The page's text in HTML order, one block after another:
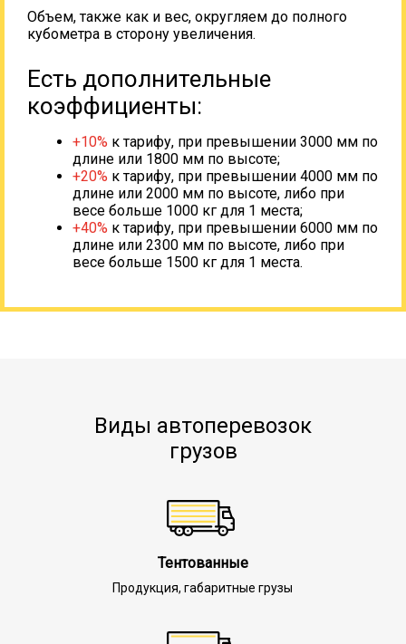
Объем, также как и вес, округляем до полного
кубометра в сторону увеличения.
Есть дополнительные
коэффициенты:
+10% к тарифу, при превышении 3000 мм по
длине или 1800 мм по высоте;
+20% к тарифу, при превышении 4000 мм по
длине или 2000 мм по высоте, либо при
весе больше 1000 кг для 1 места;
+40% к тарифу, при превышении 6000 мм по
длине или 2300 мм по высоте, либо при
весе больше 1500 кг для 1 места.
Виды автоперевозок
грузов
Тентованные
Продукция, габаритные грузы